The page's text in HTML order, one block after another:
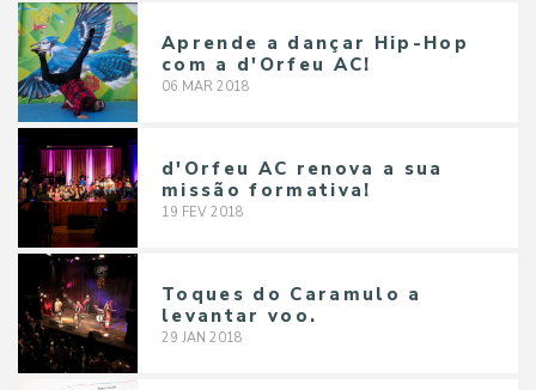
Aprende a dançar Hip-Hop
com a d'Orfeu AC!
06 MAR 2018
d'Orfeu AC renova a sua
missão formativa!
19 FEV 2018
Toques do Caramulo a
levantar voo.
29 JAN 2018